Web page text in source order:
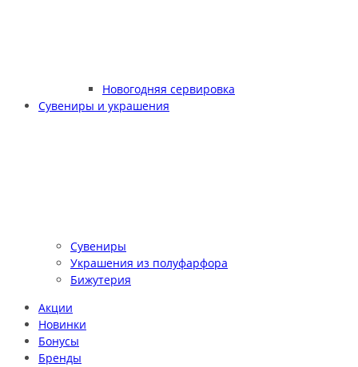
Новогодняя сервировка
Сувениры и украшения
Сувениры
Украшения из полуфарфора
Бижутерия
Акции
Новинки
Бонусы
Бренды